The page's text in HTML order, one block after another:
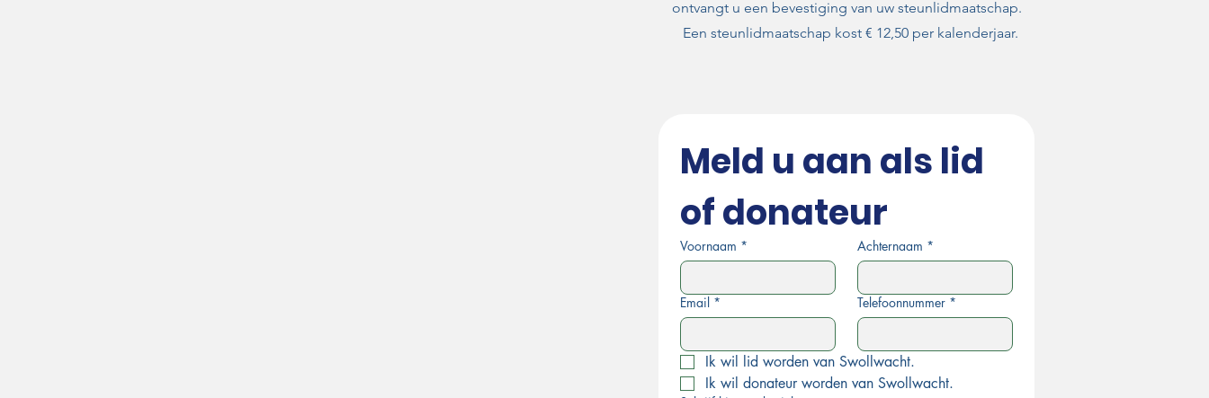
ontvangt u een bevestiging van uw steunlidmaatschap.
Een steunlidmaatschap kost € 12,50 per kalenderjaar.
Meld u aan als lid
of donateur
Voornaam * Achternaam *
Email * Telefoonnummer *
Ik wil lid worden van Swollwacht.
Ik wil donateur worden van Swollwacht.